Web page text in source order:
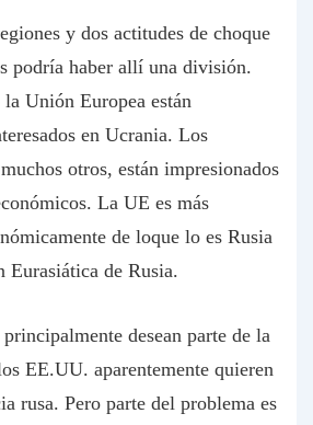
y dos actitudes de choque
podría haber allí una división.
Unión Europea están
en Ucrania. Los
otros, están impresionados
La UE es más
de loque lo es Rusia
Eurasiática de Rusia.
desean parte de la
EE.UU. aparentemente quieren
rusa. Pero parte del problema es